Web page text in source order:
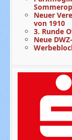
Neuer
von 1910
3. Runde
Neue